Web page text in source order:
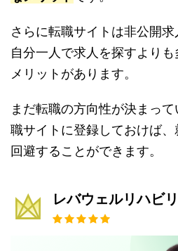
さらに転職サイトは非公開求
自分一人で求人を探すより
メリットがあります。
まだ転職の方向性が決まっ
職サイトに登録しておけば
回避することができます。
レバウェルリハビリ